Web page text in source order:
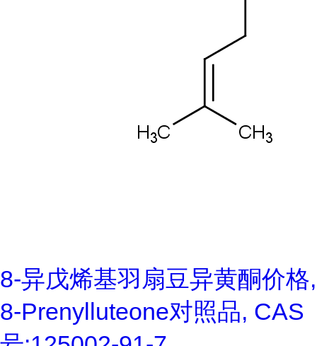
8-异戊烯基羽扇豆异黄酮价格,
8-Prenylluteone对照品, CAS